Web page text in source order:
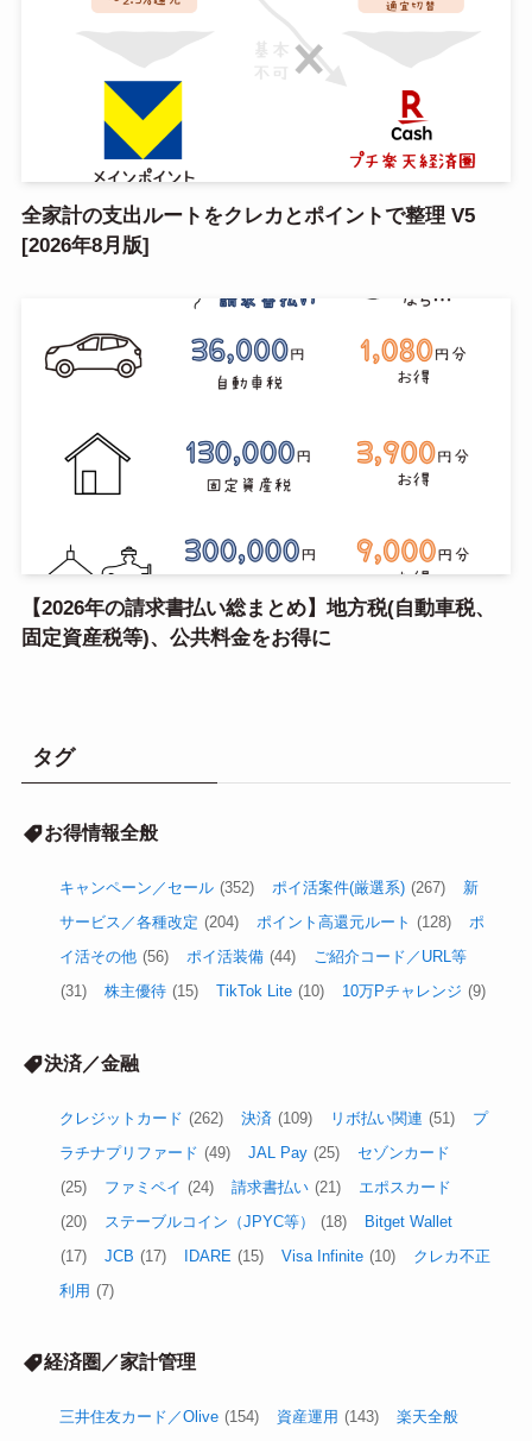
全家計の支出ルートをクレカとポイントで整理 V5
[2026年8月版]
【2026年の請求書払い総まとめ】地方税(自動車税、
固定資産税等)、公共料金をお得に
タグ
お得情報全般
キャンペーン／セール (352) ポイ活案件(厳選系) (267)
新
サービス／各種改定 (204) ポイント高還元ルート (128)
ポ
イ活その他 (56) ポイ活装備 (44)
ご紹介コード／URL等
(31)
株主優待 (15) TikTok Lite (10) 10万Pチャレンジ (9)
決済／金融
クレジットカード (262) 決済 (109) リボ払い関連 (51)
プ
ラチナプリファード (49) JAL Pay (25)
セゾンカード
(25)
ファミペイ (24) 請求書払い (21)
エポスカード
(20)
ステーブルコイン（JPYC等） (18)
Bitget Wallet
(17)
JCB (17) IDARE (15) Visa Infinite (10)
クレカ不正
利用 (7)
経済圏／家計管理
三井住友カード／Olive (154) 資産運用 (143)
楽天全般